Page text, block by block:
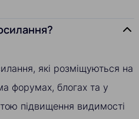
які розміщуються на
форумах, блогах та у
підвищення видимості